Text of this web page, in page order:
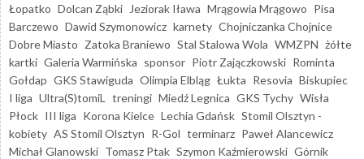
Łopatko Dolcan Ząbki Jeziorak Iława Mrągowia Mrągowo Pisa
Barczewo Dawid Szymonowicz karnety Chojniczanka Chojnice
Dobre Miasto Zatoka Braniewo Stal Stalowa Wola WMZPN żółte
kartki Galeria Warmińska sponsor Piotr Zajączkowski Rominta
Gołdap GKS Stawiguda Olimpia Elbląg Łukta Resovia Biskupiec
I liga Ultra(S)tomiL treningi Miedź Legnica GKS Tychy Wisła
Płock III liga Korona Kielce Lechia Gdańsk Stomil Olsztyn -
kobiety AS Stomil Olsztyn R-Gol terminarz Paweł Alancewicz
Michał Glanowski Tomasz Ptak Szymon Kaźmierowski Górnik